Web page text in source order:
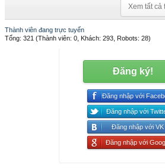
Xem tất cả
Thành viên đang trực tuyến
Tổng: 321 (Thành viên: 0, Khách: 293, Robots: 28)
Đăng ký!
Đăng nhập với
Đăng nhập với
Đăng nhập với VK
Đăng nhập với